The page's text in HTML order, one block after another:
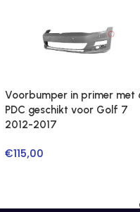
Voorbumper in primer met
PDC geschikt voor Golf 7
2012-2017
€115,00